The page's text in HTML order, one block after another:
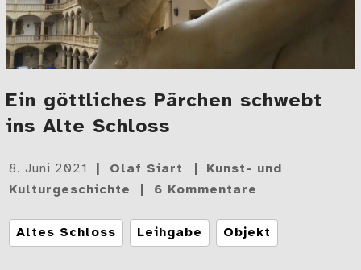
Ein göttliches Pärchen schwebt
ins Alte Schloss
Gepostet
am
8. Juni 2021 Olaf Siart
Kunst- und
Kulturgeschichte
6 Kommentare
Tags
Altes Schloss Leihgabe Objekt